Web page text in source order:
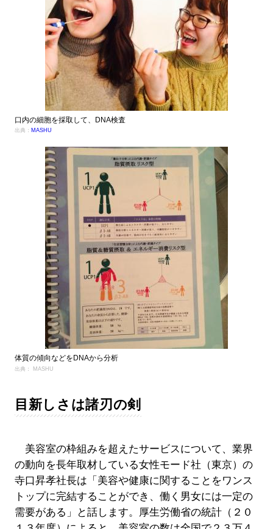
口内の細胞を採取して、DNA検査
出典： MASHU
体質の傾向などをDNAから分析
出典： MASHU
目新しさは諸刃の剣
美容室の枠組みを超えたサービスについて、業界
の動向を長年取材している女性モード社（東京）の
寺口昇孝社長は「美容や健康に関することをワンス
トップに完結することができ、働く男女には一定の
需要がある」と話します。厚生労働省の統計（２０